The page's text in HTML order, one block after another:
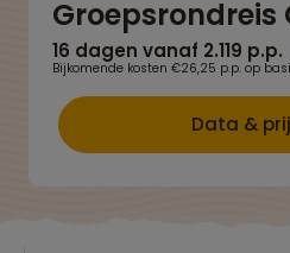
Groepsrondreis
16 dagen vanaf 2.119 p.p.
Bijkomende kosten €26,25 p.p. op
Data &